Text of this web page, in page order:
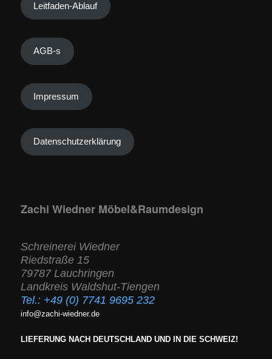
Leitfaden-Ablauf
AGB-s
Impressum
Datenschutzerklärung
Zachi Wiedner Möbel&Raumdesign
Schreinerei Wiedner
Riedstraße 15
79787 Lauchringen
Landkreis Waldshut-Tiengen
Tel.: +49 (0) 7741 9695 232
info@zachi-wiedner.de
LIEFERUNG NACH DEUTSCHLAND UND IN DIE SCHWEIZ!